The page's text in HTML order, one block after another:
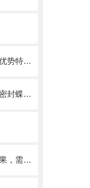
掌握多功能水泵控制阀的这些优势特点很重要！
如何选择优质的不锈钢金属硬密封蝶阀？
电动高温蝶阀想要达到高温效果，需要满足以下几个要求